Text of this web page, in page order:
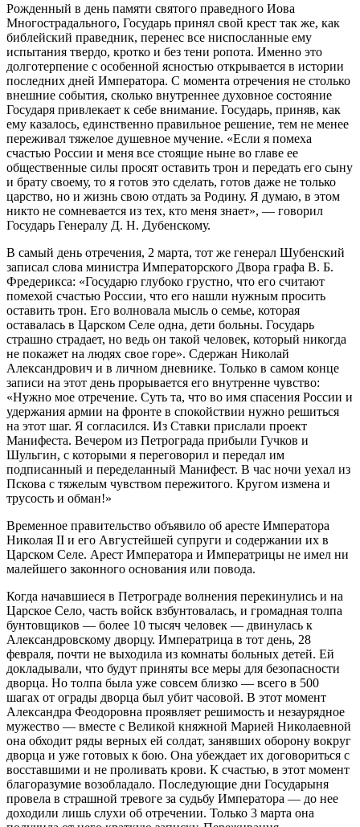
Рожденный в день памяти святого праведного Иова
Многострадального, Государь принял свой крест так же, как
библейский праведник, перенес все ниспосланные ему
испытания твердо, кротко и без тени ропота. Именно это
долготерпение с особенной ясностью открывается в истории
последних дней Императора. С момента отречения не столько
внешние события, сколько внутреннее духовное состояние
Государя привлекает к себе внимание. Государь, приняв, как
ему казалось, единственно правильное решение, тем не менее
переживал тяжелое душевное мучение. «Если я помеха
счастью России и меня все стоящие ныне во главе ее
общественные силы просят оставить трон и передать его сыну
и брату своему, то я готов это сделать, готов даже не только
царство, но и жизнь свою отдать за Родину. Я думаю, в этом
никто не сомневается из тех, кто меня знает», — говорил
Государь Генералу Д. Н. Дубенскому.
В самый день отречения, 2 марта, тот же генерал Шубенский
записал слова министра Императорского Двора графа В. Б.
Фредерикса: «Государю глубоко грустно, что его считают
помехой счастью России, что его нашли нужным просить
оставить трон. Его волновала мысль о семье, которая
оставалась в Царском Селе одна, дети больны. Государь
страшно страдает, но ведь он такой человек, который никогда
не покажет на людях свое горе». Сдержан Николай
Александрович и в личном дневнике. Только в самом конце
записи на этот день прорывается его внутренне чувство:
«Нужно мое отречение. Суть та, что во имя спасения России и
удержания армии на фронте в спокойствии нужно решиться
на этот шаг. Я согласился. Из Ставки прислали проект
Манифеста. Вечером из Петрограда прибыли Гучков и
Шульгин, с которыми я переговорил и передал им
подписанный и переделанный Манифест. В час ночи уехал из
Пскова с тяжелым чувством пережитого. Кругом измена и
трусость и обман!»
Временное правительство объявило об аресте Императора
Николая II и его Августейшей супруги и содержании их в
Царском Селе. Арест Императора и Императрицы не имел ни
малейшего законного основания или повода.
Когда начавшиеся в Петрограде волнения перекинулись и на
Царское Село, часть войск взбунтовалась, и громадная толпа
бунтовщиков — более 10 тысяч человек — двинулась к
Александровскому дворцу. Императрица в тот день, 28
февраля, почти не выходила из комнаты больных детей. Ей
докладывали, что будут приняты все меры для безопасности
дворца. Но толпа была уже совсем близко — всего в 500
шагах от ограды дворца был убит часовой. В этот момент
Александра Феодоровна проявляет решимость и незаурядное
мужество — вместе с Великой княжной Марией Николаевной
она обходит ряды верных ей солдат, занявших оборону вокруг
дворца и уже готовых к бою. Она убеждает их договориться с
восставшими и не проливать крови. К счастью, в этот момент
благоразумие возобладало. Последующие дни Государыня
провела в страшной тревоге за судьбу Императора — до нее
доходили лишь слухи об отречении. Только 3 марта она